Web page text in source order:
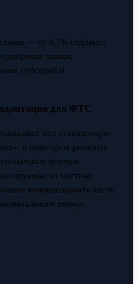
— от 4,7% годовых;
заявки;
субсидий и
для ФТС
под стандартную
в некоторых регионах
целевые
из местных
компенсировать часть
взноса.